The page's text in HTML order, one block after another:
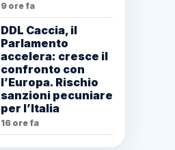
9 ore fa
DDL Caccia, il
Parlamento
accelera: cresce il
confronto con
l’Europa. Rischio
sanzioni pecuniare
per l’Italia
16 ore fa